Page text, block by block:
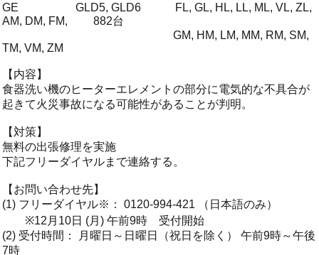
GE GLD5, GLD6 FL, GL, HL, LL, ML, VL, ZL,
AM, DM, FM, 882台
GM, HM, LM, MM, RM, SM,
TM, VM, ZM
【内容】
食器洗い機のヒーターエレメントの部分に電気的な不具合が
起きて火災事故になる可能性があることが判明。
【対策】
無料の出張修理を実施
下記フリーダイヤルまで連絡する。
【お問い合わせ先】
(1) フリーダイヤル※： 0120-994-421 （日本語のみ）
※12月10日 (月) 午前9時 受付開始
(2) 受付時間： 月曜日～日曜日（祝日を除く） 午前9時～午後
7時